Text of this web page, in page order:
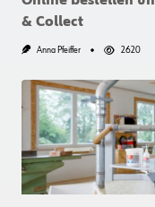
& Collect
Anna Pfeiffer 2620